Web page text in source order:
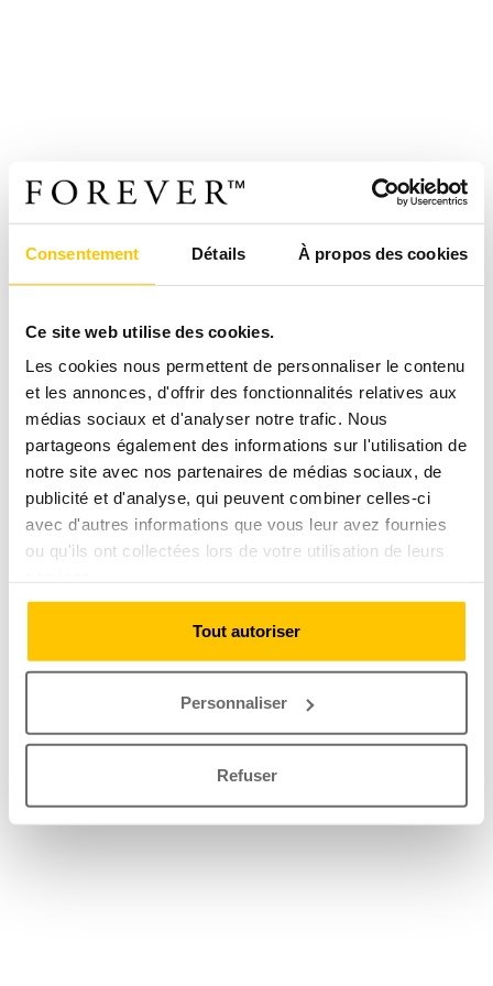
Consentement Détails À propos des cookies
Ce site web utilise des cookies.
Les cookies nous permettent de personnaliser le contenu
et les annonces, d'offrir des fonctionnalités relatives aux
médias sociaux et d'analyser notre trafic. Nous
partageons également des informations sur l'utilisation de
notre site avec nos partenaires de médias sociaux, de
publicité et d'analyse, qui peuvent combiner celles-ci
avec d'autres informations que vous leur avez fournies
ou qu'ils ont collectées lors de votre utilisation de leurs
Tout autoriser
Personnaliser
Refuser